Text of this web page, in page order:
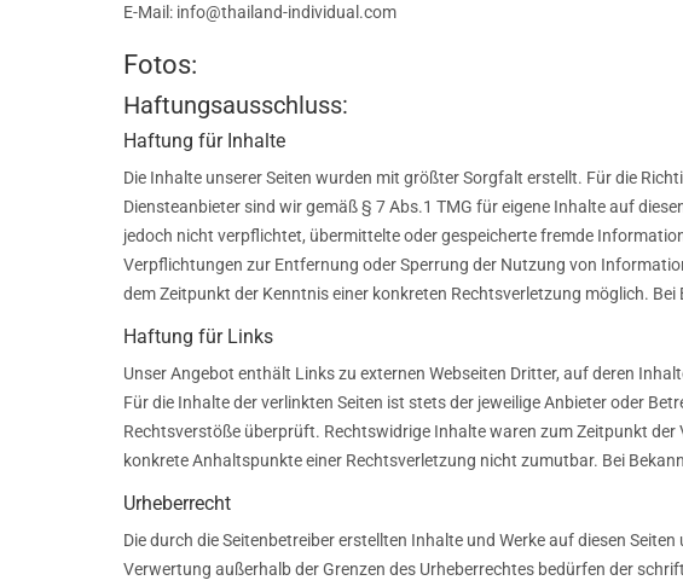
E-Mail: info@thailand-individual.com
Fotos:
Haftungsausschluss:
Haftung für Inhalte
Die Inhalte unserer Seiten wurden mit größter Sorgfalt erstellt. Für die
Diensteanbieter sind wir gemäß § 7 Abs.1 TMG für eigene Inhalte auf
jedoch nicht verpflichtet, übermittelte oder gespeicherte fremde
Verpflichtungen zur Entfernung oder Sperrung der Nutzung von
dem Zeitpunkt der Kenntnis einer konkreten Rechtsverletzung möglich.
Haftung für Links
Unser Angebot enthält Links zu externen Webseiten Dritter, auf deren
Für die Inhalte der verlinkten Seiten ist stets der jeweilige Anbieter oder
Rechtsverstöße überprüft. Rechtswidrige Inhalte waren zum Zeitpunkt
konkrete Anhaltspunkte einer Rechtsverletzung nicht zumutbar. Bei
Urheberrecht
Die durch die Seitenbetreiber erstellten Inhalte und Werke auf diesen
Verwertung außerhalb der Grenzen des Urheberrechtes bedürfen der